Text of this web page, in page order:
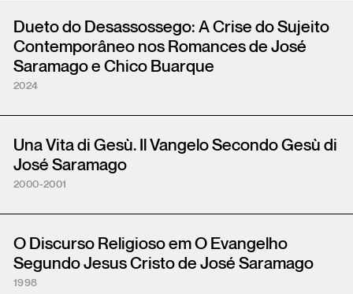
Dueto do Desassossego: A Crise do Sujeito
Contemporâneo nos Romances de José
Saramago e Chico Buarque
2024
Una Vita di Gesù. Il Vangelo Secondo Gesù di
José Saramago
2000-2001
O Discurso Religioso em O Evangelho
Segundo Jesus Cristo de José Saramago
1998